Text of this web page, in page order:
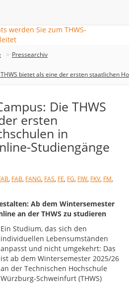
Pressearchiv
bietet als eine der ersten staatlichen
Die THWS
ersten
in
Studiengänge
, FAB, FANG, FAS, FE, FG, FIW, FKV, FM,
Ab dem Wintersemester
an der THWS zu studieren
Ein Studium, das sich den
individuellen Lebensumständen
anpasst und nicht umgekehrt: Das
ist ab dem Wintersemester 2025/26
an der Technischen Hochschule
Würzburg-Schweinfurt (THWS)